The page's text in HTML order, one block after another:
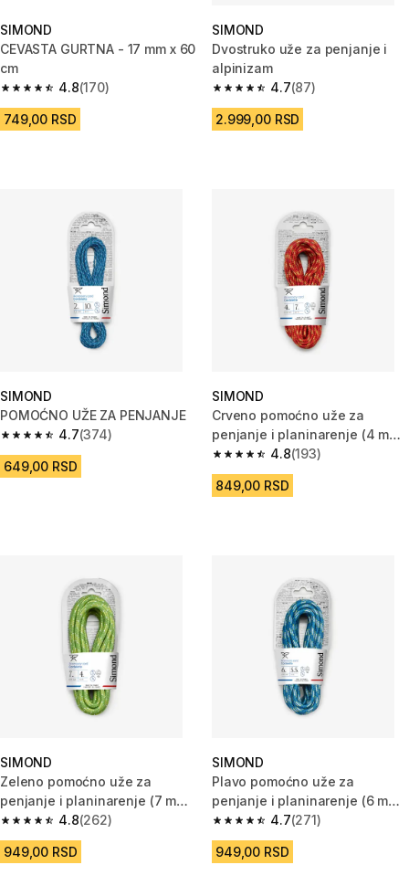
SIMOND
CEVASTA GURTNA - 17 mm x 60
cm
4.8
4.8 od 5 zvezdica from 170 Recenzije
(170)
749,00 RSD
SIMOND
Dvostruko uže za penjanje i
alpinizam
4.7
4.7 od 5 zvezdica from 87
(87)
2.999,00 RSD
SIMOND
POMOĆNO UŽE ZA PENJANJE
4.7
4.7 od 5 zvezdica from 374 Recenzije
(374)
649,00 RSD
SIMOND
Crveno pomoćno uže za
penjanje i planinarenje (4 mm
x 7 m)
4.8
4.8 od 5 zvezdica from 193
(193)
849,00 RSD
SIMOND
Zeleno pomoćno uže za
penjanje i planinarenje (7 mm x
4 m)
4.8
4.8 od 5 zvezdica from 262 Recenzije
(262)
949,00 RSD
SIMOND
Plavo pomoćno uže za
penjanje i planinarenje (6 mm x
5,5 m)
4.7
4.7 od 5 zvezdica from 271
(271)
949,00 RSD